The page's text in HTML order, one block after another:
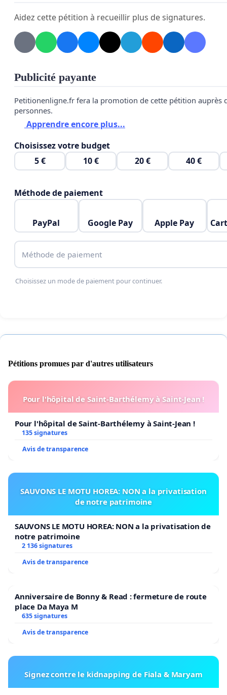
À l’attention des membres de l’Association des Journalistes
Professionnels
Mesdames, Messieurs,
À la suite de son agression lors d’une manifestation
décembre 2021, vous avez défendu à juste titre
sur votre site le lendemain de son agression. De plus,
été très prompts à dénoncer et condamner l’agression
équipe de télévision de BX1**, agression qui eut lieu,
Aidez cette pétition à recueillir plus de signatures.
Publicité payante
Petitionenligne.fr fera la promotion de cette pétition auprès
personnes.
Apprendre encore plus...
Choisissez votre budget
5 €
10 € 20 € 40 €
Méthode de paiement
PayPal Google Pay Apple Pay
Méthode de paiement
Choisissez un mode de paiement pour continuer.
Pétitions promues par d'autres utilisateurs
Pour l'hôpital de Saint-Barthélemy à Saint-Jean !
Pour l'hôpital de Saint-Barthélemy à Saint-Jean !
135 signatures
Avis de transparence
SAUVONS LE MOTU HOREA: NON a la privatisation
de notre patrimoine
SAUVONS LE MOTU HOREA: NON a la privatisation de
notre patrimoine
2 136 signatures
Avis de transparence
Anniversaire de Bonny & Read : fermeture de route
place Da Maya M
635 signatures
Avis de transparence
Signez contre le kidnapping de Fiala & Maryam